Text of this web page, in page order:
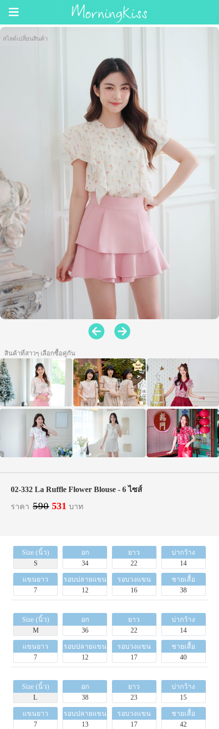
สไลด์เปลี่ยนสินค้า
สินค้าที่สาวๆ เลือกซื้อคู่กัน
02-332 La Ruffle Flower Blouse - 6 ไซส์
ราคา 590 531บาท
Size (นิ้ว)
S
อก
34
ยาว
22
บ่ากว้าง
14
แขนยาว
7
รอบปลายแขน
12
รอบวงแขน
16
ชายเสื้อ
38
Size (นิ้ว)
M
อก
36
ยาว
22
บ่ากว้าง
14
แขนยาว
7
รอบปลายแขน
12
รอบวงแขน
17
ชายเสื้อ
40
Size (นิ้ว)
L
อก
38
ยาว
23
บ่ากว้าง
15
แขนยาว
7
รอบปลายแขน
13
รอบวงแขน
17
ชายเสื้อ
42